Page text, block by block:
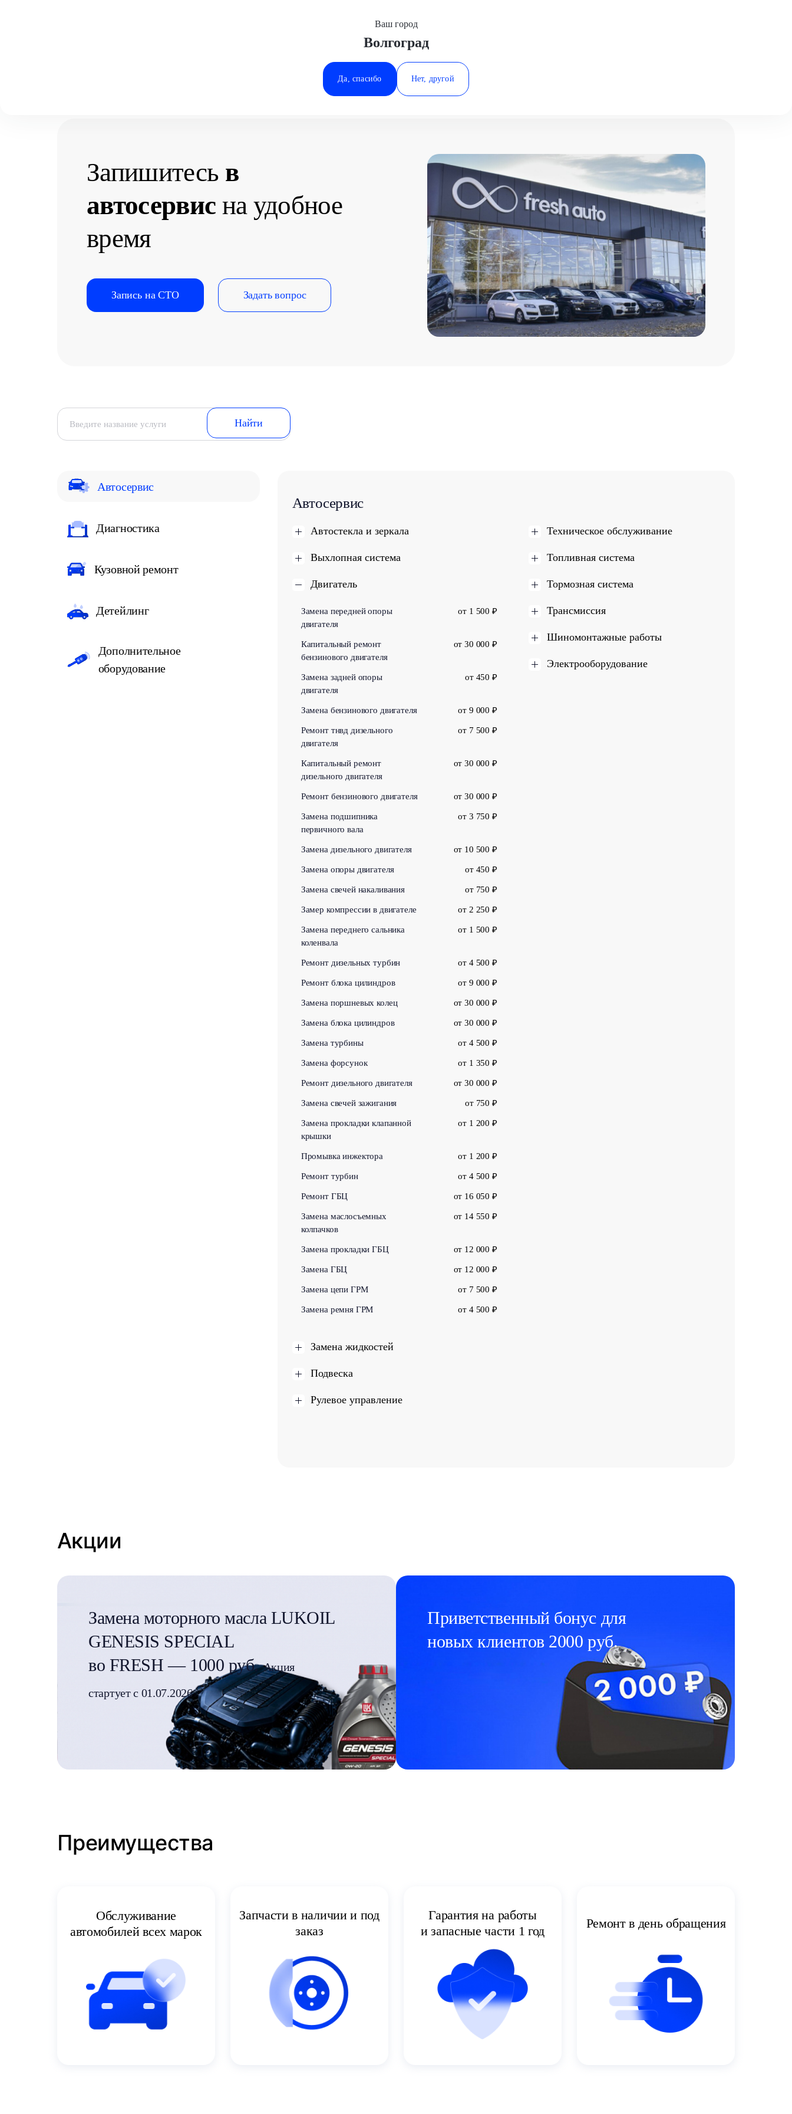
Минеральные Воды
Ростов-на-Дону
Ставрополь
Ваш город
Волгоград
Да, спасибо Нет, другой
Запишитесь в
автосервис на удобное
время
Запись на СТО Задать вопрос
Автосервис
Диагностика
Кузовной ремонт
Детейлинг
Дополнительное
оборудование
Автосервис
Автостекла и зеркала
Выхлопная система
Двигатель
Замена передней опоры
двигателя
от 1 500 ₽
Капитальный ремонт
бензинового двигателя
от 30 000 ₽
Замена задней опоры
двигателя
от 450 ₽
Замена бензинового двигателя от 9 000 ₽
Ремонт тнвд дизельного
двигателя
от 7 500 ₽
Капитальный ремонт
дизельного двигателя
от 30 000 ₽
Ремонт бензинового двигателя от 30 000 ₽
Замена подшипника
первичного вала
от 3 750 ₽
Замена дизельного двигателя от 10 500 ₽
Замена опоры двигателя от 450 ₽
Замена свечей накаливания от 750 ₽
Замер компрессии в двигателе от 2 250 ₽
Замена переднего сальника
коленвала
от 1 500 ₽
Ремонт дизельных турбин от 4 500 ₽
Ремонт блока цилиндров от 9 000 ₽
Замена поршневых колец от 30 000 ₽
Замена блока цилиндров от 30 000 ₽
Замена турбины от 4 500 ₽
Замена форсунок от 1 350 ₽
Ремонт дизельного двигателя от 30 000 ₽
Замена свечей зажигания от 750 ₽
Замена прокладки клапанной
крышки
от 1 200 ₽
Промывка инжектора от 1 200 ₽
Ремонт турбин от 4 500 ₽
Ремонт ГБЦ от 16 050 ₽
Замена маслосъемных
колпачков
от 14 550 ₽
Замена прокладки ГБЦ от 12 000 ₽
Замена ГБЦ от 12 000 ₽
Замена цепи ГРМ от 7 500 ₽
Замена ремня ГРМ от 4 500 ₽
Замена жидкостей
Подвеска
Рулевое управление
Техническое обслуживание
Топливная система
Тормозная система
Трансмиссия
Шиномонтажные работы
Электрооборудование
Акции
Замена моторного масла LUKOIL
GENESIS SPECIAL
во FRESH — 1000 руб.Акция
стартует с 01.07.2026
Приветственный бонус для
новых клиентов 2000 руб.
Преимущества
Обслуживание
автомобилей всех марок
Запчасти в наличии и под
заказ
Гарантия на работы
и запасные части 1 год
Ремонт в день обращения